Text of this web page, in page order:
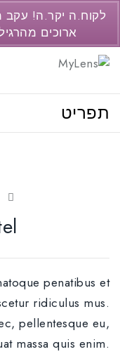
תפריט
penatibus et
ridiculus mus.
pellentesque eu,
massa quis enim.
לקוח.ה יקר.ה! עקב
ארוכים